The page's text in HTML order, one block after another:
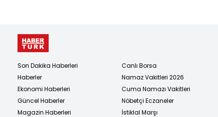
Son Dakika Haberleri
Haberler
Ekonomi Haberleri
Güncel Haberler
Magazin Haberleri
Canlı Borsa
Namaz Vakitleri 2026
Cuma Namazı Vakitleri
Nöbetçi Eczaneler
İstiklal Marşı